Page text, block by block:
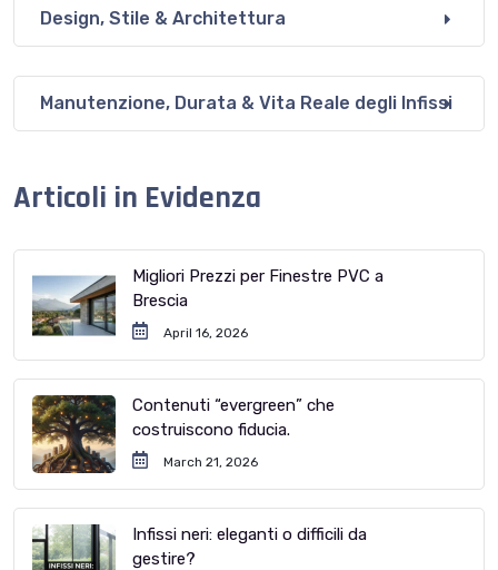
Design, Stile & Architettura
Manutenzione, Durata & Vita Reale degli Infissi
Articoli in Evidenza
Migliori Prezzi per Finestre PVC a
Brescia
April 16, 2026
Contenuti “evergreen” che
costruiscono fiducia.
March 21, 2026
Infissi neri: eleganti o difficili da
gestire?